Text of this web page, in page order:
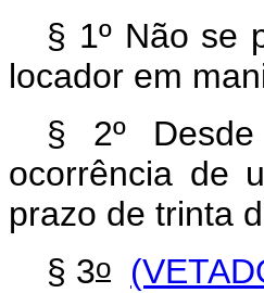
§ 1º Não se
locador em
§ 2º
ocorrência de
prazo de trinta
§ 3o